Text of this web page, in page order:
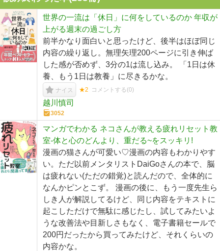
世界の一流は「休日」に何をしているのか 年収が
上がる週末の過ごし方
前半かなり面白いと思ったけど、後半はほぼ同じ
内容の繰り返し。無理矢理200ページに引き伸ば
した感が否めず、3分の1は流し込み。 「1日は休
養、もう1日は教養」に尽きるかな。
ナイス ★2 コメントする(0)
越川慎司
3052
マンガでわかる ネコさんが教える疲れリセット教
室-体と心のどんより、重だる~をスッキリ!
漫画の猫さんが可愛い♡漫画の内容もわかりやす
い。ただ以前メンタリストDaiGoさんの本で、脳
は疲れない(ただの錯覚)と読んだので、全体的に
なんかピンとこず。 漫画の後に、もう一度先生ら
しき人が解説してるけど、同じ内容をテキストに
起こしただけで無駄に感じたし、試してみたいよ
うな改善法や目新しさもなく、電子書籍セールで
200円だったから買ってみたけど、それくらいの
内容かな。